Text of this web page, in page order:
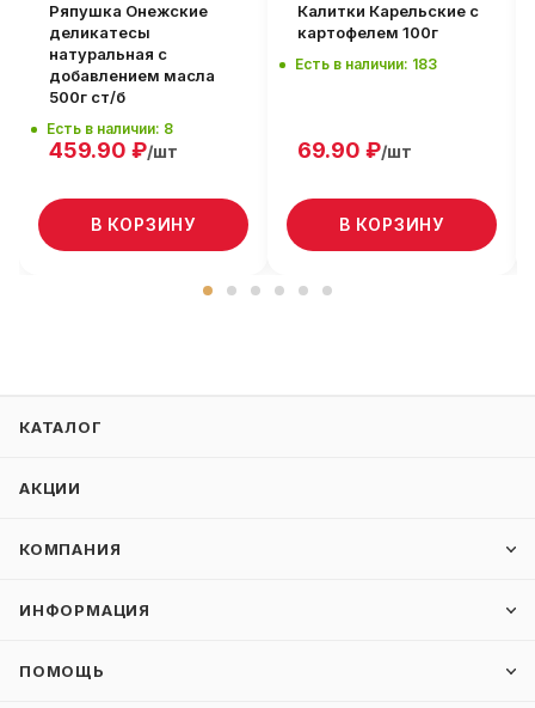
Ряпушка Онежские
деликатесы
натуральная с
добавлением масла
500г ст/б
Есть в наличии: 8
459.90 ₽/шт
В КОРЗИНУ
Калитки Карельские с
картофелем 100г
Есть в наличии: 183
69.90 ₽/шт
В КОРЗИНУ
КАТАЛОГ
АКЦИИ
КОМПАНИЯ
ИНФОРМАЦИЯ
ПОМОЩЬ